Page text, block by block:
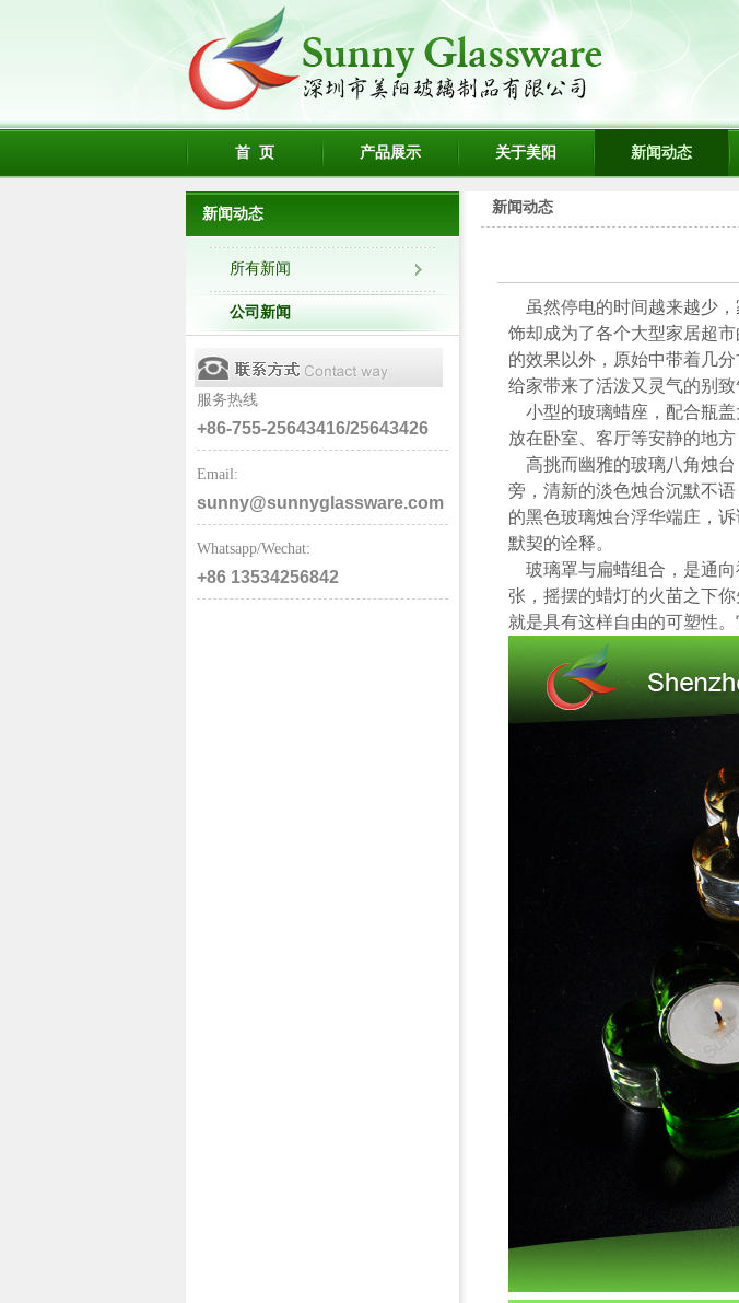
首 页 产品展示 关于美阳 新闻动态
新闻动态
所有新闻
公司新闻
服务热线
+86-755-25643416/25643426
Email:
sunny@sunnyglassware.com
Whatsapp/Wechat:
+86 13534256842
新闻动态
虽然停电的时间越来越少，
饰却成为了各个大型家居超
的效果以外，原始中带着几
给家带来了活泼又灵气的别
小型的玻璃蜡座，配合瓶盖
放在卧室、客厅等安静的地
高挑而幽雅的玻璃八角烛台
旁，清新的淡色烛台沉默不
的黑色玻璃烛台浮华端庄，
默契的诠释。
玻璃罩与扁蜡组合，是通向
张，摇摆的蜡灯的火苗之下
就是具有这样自由的可塑性